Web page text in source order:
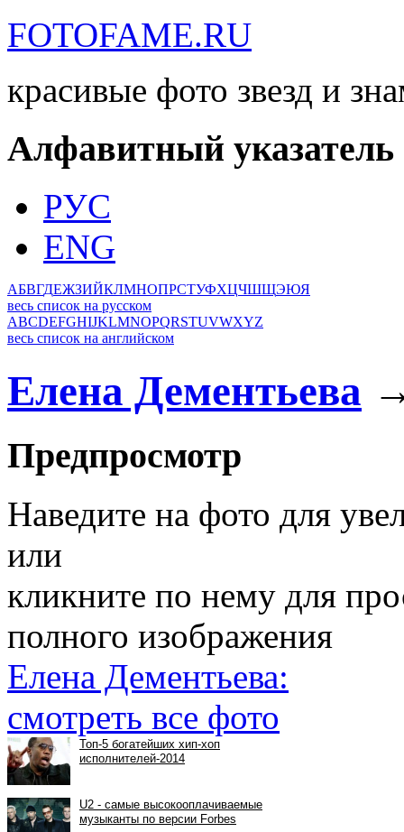
FOTOFAME.RU
красивые фото звезд и
Алфавитный указатель
РУС
ENG
АБВГДЕЖЗИЙКЛМНОПРСТУФХЦЧШЩЭЮЯ
весь список на русском
ABCDEFGHIJKLMNOPQRSTUVWXYZ
весь список на английском
Елена Дементьева
Предпросмотр
Наведите на фото для
или
кликните по нему для
полного изображения
Елена Дементьева:
смотреть все фото